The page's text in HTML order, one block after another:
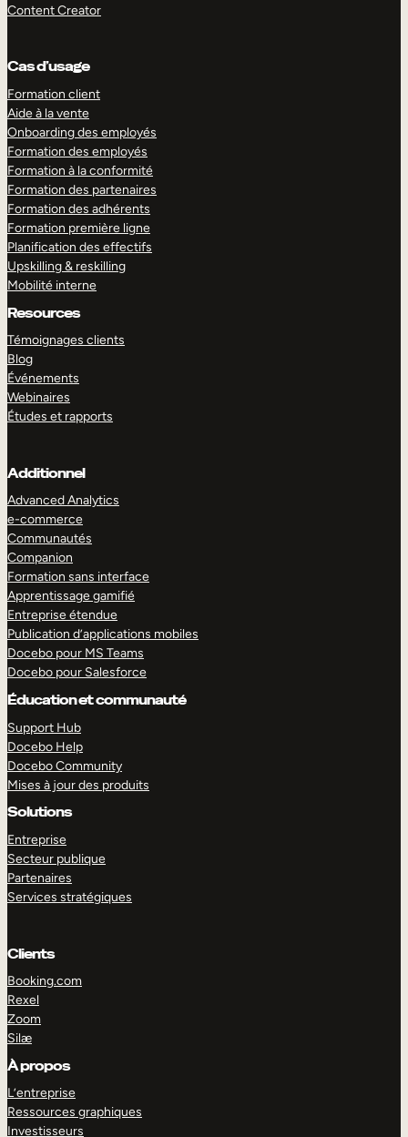
Content Creator
Cas d’usage
Formation client
Aide à la vente
Onboarding des employés
Formation des employés
Formation à la conformité
Formation des partenaires
Formation des adhérents
Formation première ligne
Planification des effectifs
Upskilling & reskilling
Mobilité interne
Resources
Témoignages clients
Blog
Événements
Webinaires
Études et rapports
Additionnel
Advanced Analytics
e-commerce
Communautés
Companion
Formation sans interface
Apprentissage gamifié
Entreprise étendue
Publication d’applications mobiles
Docebo pour MS Teams
Docebo pour Salesforce
Éducation et communauté
Support Hub
Docebo Help
Docebo Community
Mises à jour des produits
Solutions
Entreprise
Secteur publique
Partenaires
Services stratégiques
Clients
Booking.com
Rexel
Zoom
Silæ
À propos
L’entreprise
Ressources graphiques
Investisseurs